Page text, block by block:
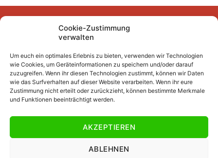
Cookie-Zustimmung
verwalten
Um euch ein optimales Erlebnis zu bieten, verwenden wir Technologien
wie Cookies, um Geräteinformationen zu speichern und/oder darauf
zuzugreifen. Wenn ihr diesen Technologien zustimmt, können wir Daten
wie das Surfverhalten auf dieser Website verarbeiten. Wenn ihr eure
Zustimmung nicht erteilt oder zurückzieht, können bestimmte Merkmale
und Funktionen beeinträchtigt werden.
AKZEPTIEREN
ABLEHNEN
FacebookInstagram
YouTubeMastodonBluesky
Unser Archiv
Kurze Fuffzehn
Beiträge 2007/2008 bis 2018/2019
Beiträge vor 2007/2008
Datenschutzerklärung